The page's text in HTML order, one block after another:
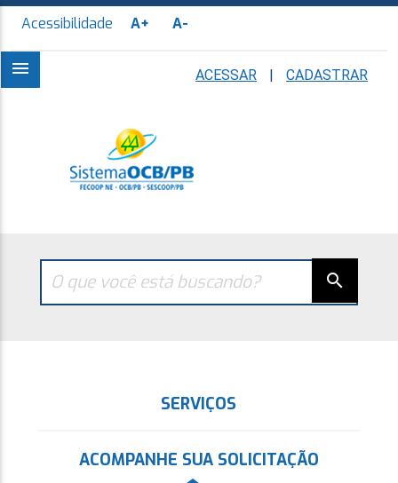
Acessibilidade A+ A-
menu ACESSAR CADASTRAR
search
SERVIÇOS
ACOMPANHE SUA SOLICITAÇÃO